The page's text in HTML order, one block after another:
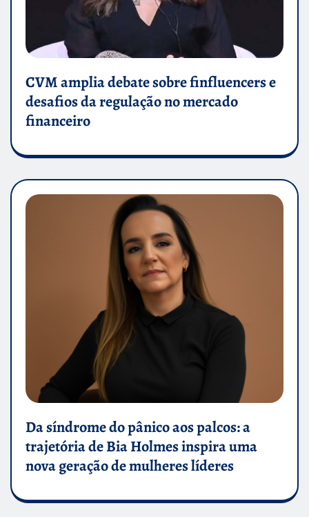
CVM amplia debate sobre finfluencers e
desafios da regulação no mercado
financeiro
Da síndrome do pânico aos palcos: a
trajetória de Bia Holmes inspira uma
nova geração de mulheres líderes